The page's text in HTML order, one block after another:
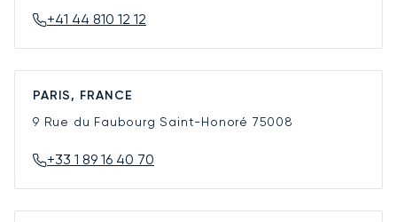
+41 44 810 12 12
PARIS, FRANCE
9 Rue du Faubourg Saint-Honoré 75008
+33 1 89 16 40 70